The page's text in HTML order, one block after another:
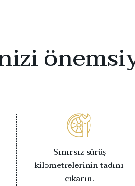
Sınırsız sürüş
kilometrelerinin tadını
çıkarın.